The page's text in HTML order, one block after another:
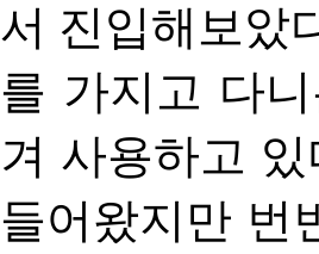
서 진입해보았
를 가지고 다
겨 사용하고
들어왔지만 번